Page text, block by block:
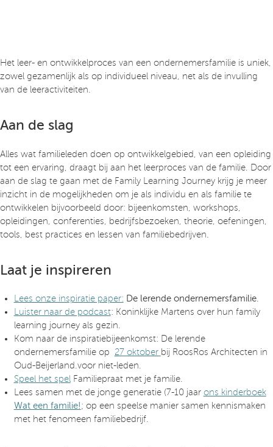
Het leer- en ontwikkelproces van een ondernemersfamilie is uniek,
zowel gezamenlijk als op individueel niveau, net als de invulling
van de leeractiviteiten.
Aan de slag
Alles wat familieleden doen op ontwikkelgebied, van een opleiding
tot een ervaring, draagt bij aan het leerproces van de familie. Door
aan de slag te gaan met de Family Learning Journey krijg je meer
inzicht in de mogelijkheden om je als individu en als familie te
ontwikkelen bijvoorbeeld door: bijeenkomsten, workshops,
opleidingen, conferenties, bedrijfsbezoeken, theorie, oefeningen,
tools, best practices en lessen van familiebedrijven.
Laat je inspireren
Lees onze inspiratie paper: De lerende ondernemersfamilie.
Luister naar de podcast: Koninklijke Martens over hun family
learning journey als gezin.
Kom naar de inspiratiebijeenkomst: De lerende
ondernemersfamilie op 27 oktober bij RoosRos Architecten in
Oud-Beijerland.voor niet-leden.
Speel het spelFamiliepraat met je familie.
Lees samen met de jonge generatie (7-10 jaar ons kinderboek
Wat een familie!; op een speelse manier samen kennismaken
met het fenomeen familiebedrijf.